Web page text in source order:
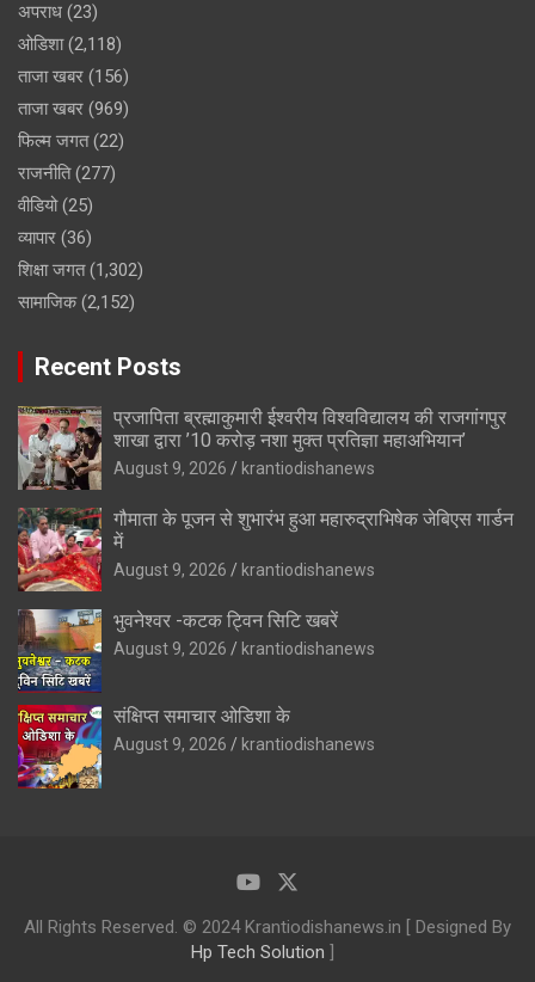
अपराध (23)
ओडिशा(2,118)
ताजा खबर (156)
ताजा खबर (969)
फिल्म जगत(22)
राजनीति(277)
वीडियो(25)
व्यापार (36)
शिक्षा जगत(1,302)
सामाजिक(2,152)
Recent Posts
प्रजापिता ब्रह्माकुमारी ईश्वरीय विश्वविद्यालय की राजगांगपुर
शाखा द्वारा ’10 करोड़ नशा मुक्त प्रतिज्ञा महाअभियान’
August 9, 2026 krantiodishanews
गौमाता के पूजन से शुभारंभ हुआ महारुद्राभिषेक जेबिएस गार्डन
में
August 9, 2026 krantiodishanews
भुवनेश्वर -कटक ट्विन सिटि खबरें
August 9, 2026 krantiodishanews
संक्षिप्त समाचार ओडिशा के
August 9, 2026 krantiodishanews
All Rights Reserved. © 2024 Krantiodishanews.in [ Designed By
Hp Tech Solution